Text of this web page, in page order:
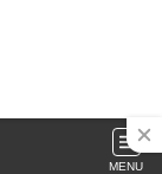
MENU